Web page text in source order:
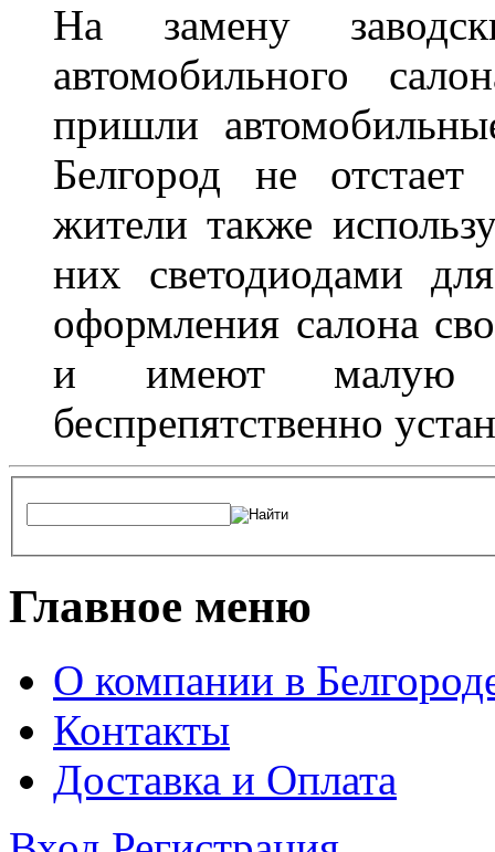
На замену
автомобильного
пришли
Белгород не
жители также
них светодиодами
оформления салона
и имеют малую
беспрепятственно
Главное меню
О компании в
Контакты
Доставка и Оплата